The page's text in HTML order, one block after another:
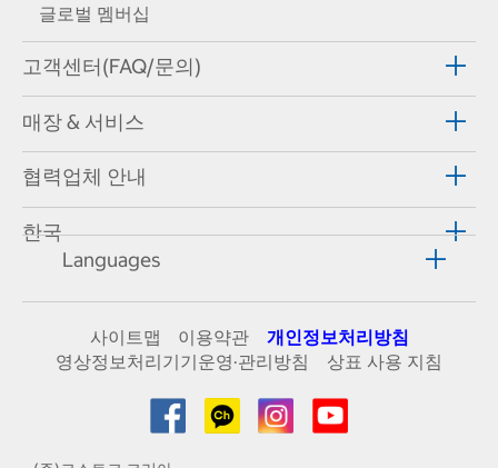
글로벌 멤버십
고객센터(FAQ/문의)
매장 & 서비스
협력업체 안내
한국
Languages
사이트맵 이용약관
개인정보처리방침
영상정보처리기기운영·관리방침
상표 사용 지침